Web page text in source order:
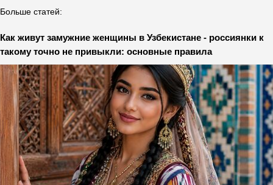
Больше статей:
Как живут замужние женщины в Узбекистане - россиянки к
такому точно не привыкли: основные правила